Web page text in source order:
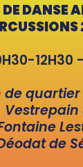
DANSE
12H30
quartier
Vestrepain
de